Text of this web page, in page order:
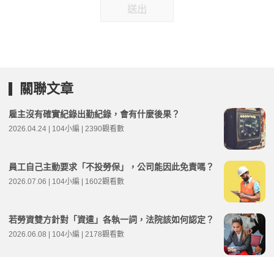
送出
關聯文章
雇主沒有確實紀錄出勤紀錄，會有什麼後果？
2026.04.24 | 104小編 | 2390觀看數
員工自己主動要求「不投勞保」，公司能因此免責嗎？
2026.07.06 | 104小編 | 1602觀看數
若勞資雙方針對「資遣」各執一詞，法院該如何認定？
2026.06.08 | 104小編 | 2178觀看數